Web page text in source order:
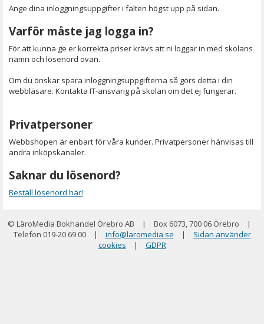
Ange dina inloggningsuppgifter i fälten högst upp på sidan.
Varför måste jag logga in?
För att kunna ge er korrekta priser krävs att ni loggar in med skolans
namn och lösenord ovan.
Om du önskar spara inloggningsuppgifterna så görs detta i din
webbläsare. Kontakta IT-ansvarig på skolan om det ej fungerar.
Privatpersoner
Webbshopen är enbart för våra kunder. Privatpersoner hänvisas till
andra inköpskanaler.
Saknar du lösenord?
Beställ lösenord här!
© LäroMedia Bokhandel Örebro AB | Box 6073, 700 06 Örebro
|
Telefon 019-20 69 00
| info@laromedia.se |
Sidan använder
cookies
| GDPR